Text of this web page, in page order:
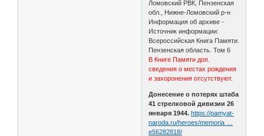
Ломовский РВК, Пензенская
обл., Нижне-Ломовский р-н
Информация об архиве -
Источник информации:
Всероссийская Книга Памяти.
Пензенская область. Том 6
В Книге Памяти доп.
сведения о местах рождения
и захоронения отсутствуют.
Донесение о потерях штаба
41 стрелковой дивизии 26
января 1944. https://pamyat-
naroda.ru/heroes/memoria …
e56282818/